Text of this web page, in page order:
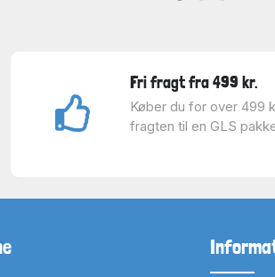
Fri fragt fra 499 kr.
Køber du for over 499
fragten til en GLS